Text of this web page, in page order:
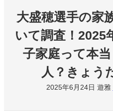
大盛穂選手の家
いて調査！2025
子家庭って本
人？きょう
2025年6月24日 遊雅